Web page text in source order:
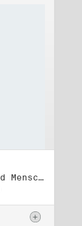
Titel: Initiative Frieden und Menschenrechte (1)